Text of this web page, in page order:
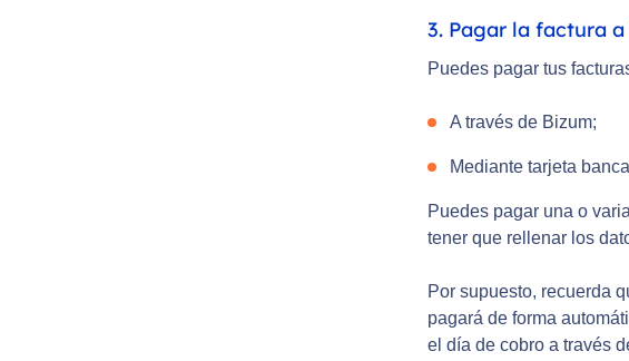
3. Pagar la factura
Puedes pagar tus
A través de Bizum;
Mediante tarjeta
Puedes pagar una o
tener que rellenar los
Por supuesto, recuerda
pagará de forma
el día de cobro a través